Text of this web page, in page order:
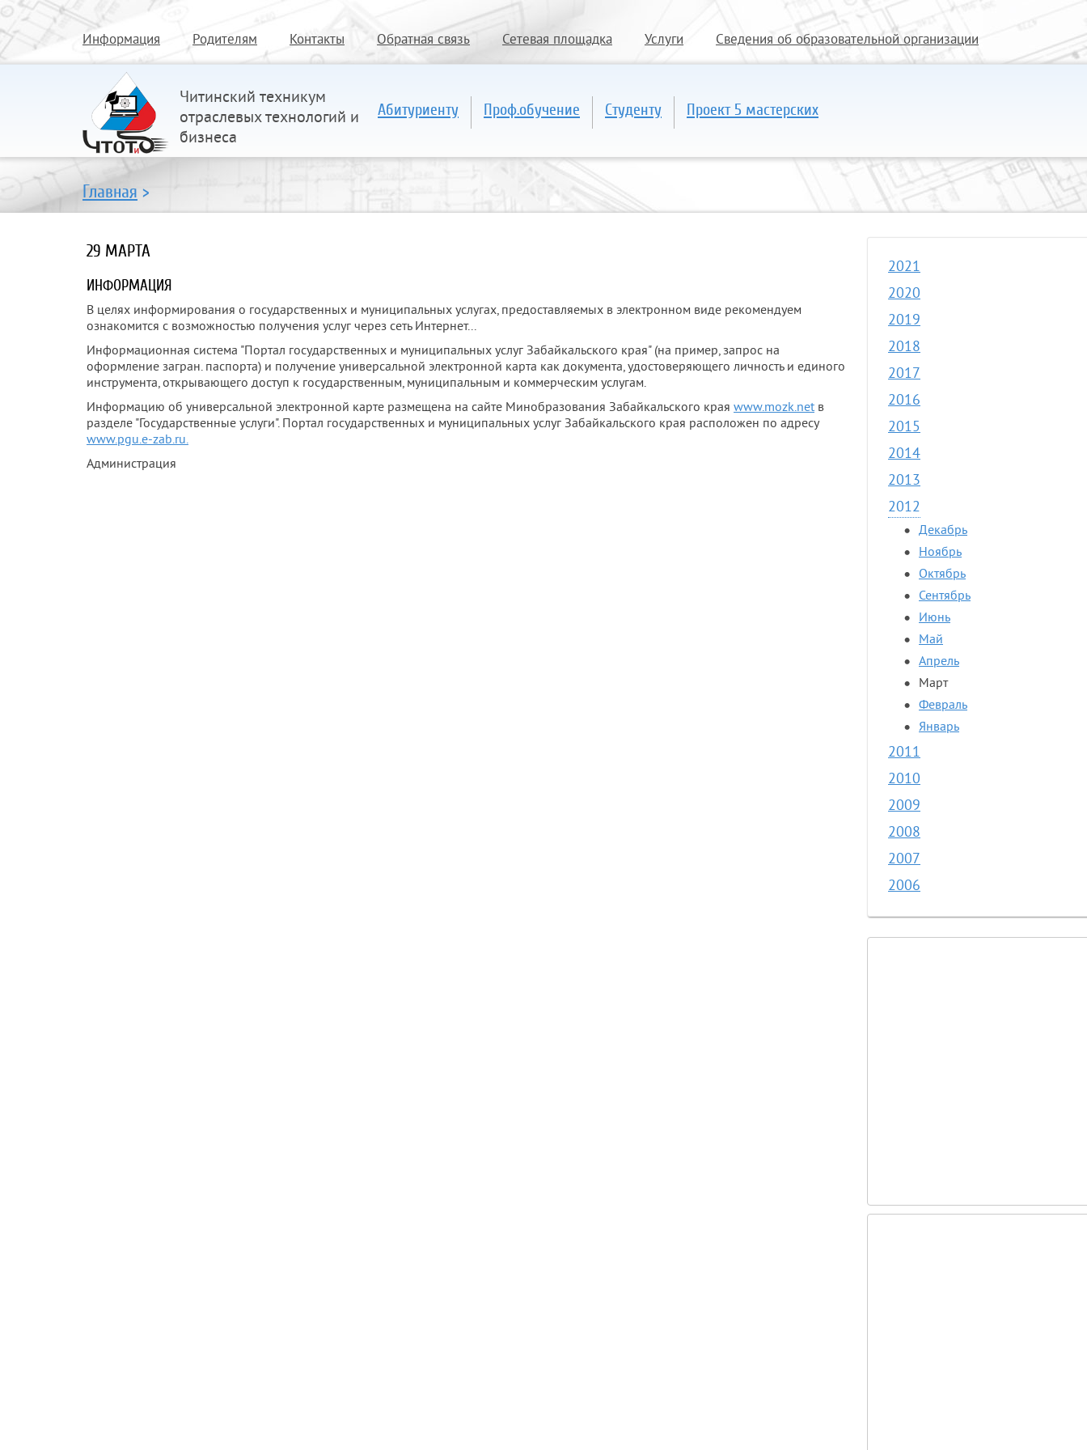
Информация Родителям Контакты Обратная связь Сетевая площадка Услуги Сведения об образовательной организации
Читинский техникум
отраслевых технологий и
бизнеса
Абитуриенту Проф.обучение Студенту Проект 5 мастерских
Главная >
2021
2020
2019
2018
2017
2016
2015
2014
2013
2012
Декабрь
Ноябрь
Октябрь
Сентябрь
Июнь
Май
Апрель
Март
Февраль
Январь
2011
2010
2009
2008
2007
2006
29 МАРТА
ИНФОРМАЦИЯ
В целях информирования о государственных и муниципальных услугах, предоставляемых в электронном виде рекомендуем
ознакомится с возможностью получения услуг через сеть Интернет...
Информационная система "Портал государственных и муниципальных услуг Забайкальского края" (на пример, запрос на
оформление загран. паспорта) и получение универсальной электронной карта как документа, удостоверяющего личность и единого
инструмента, открывающего доступ к государственным, муниципальным и коммерческим услугам.
Информацию об универсальной электронной карте размещена на сайте Минобразования Забайкальского края www.mozk.net в
разделе "Государственные услуги". Портал государственных и муниципальных услуг Забайкальского края расположен по адресу
www.pgu.e-zab.ru.
Администрация